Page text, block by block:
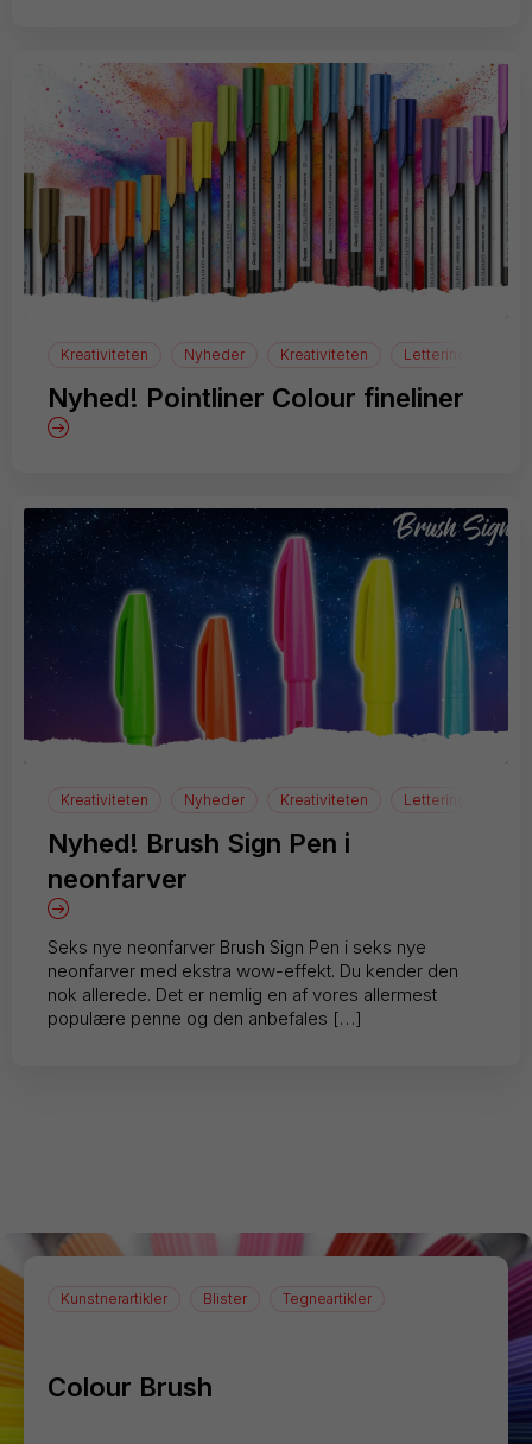
Kreativiteten Nyheder Kreativiteten Lettering
Nyhed! Pointliner Colour fineliner
Kreativiteten Nyheder Kreativiteten Lettering
Nyhed! Brush Sign Pen i
neonfarver
Seks nye neonfarver Brush Sign Pen i seks nye
neonfarver med ekstra wow-effekt. Du kender den
nok allerede. Det er nemlig en af vores allermest
populære penne og den anbefales […]
Kunstnerartikler Blister Tegneartikler
Colour Brush